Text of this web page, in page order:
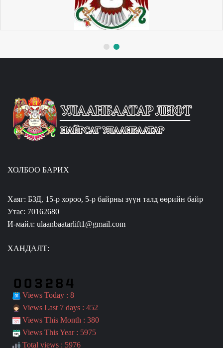
ХОЛБОО БАРИХ
Хаяг: БЗД, 15-р хороо, 5-р байрны зүүн талд өөрийн байр
Утас: 70162680
И-майл: ulaanbaatarlift1@gmail.com
ХАНДАЛТ:
Views Today : 8
Views Last 7 days : 452
Views This Month : 380
Views This Year : 5975
Total views : 5976